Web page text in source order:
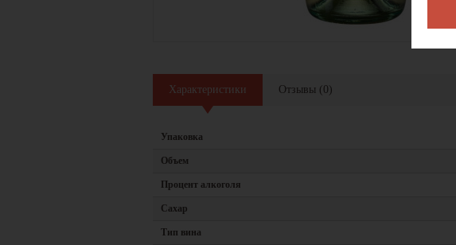
Характеристики Отзывы ( 0 )
Упаковка
Объем
Процент алкоголя
Сахар
Тип вина